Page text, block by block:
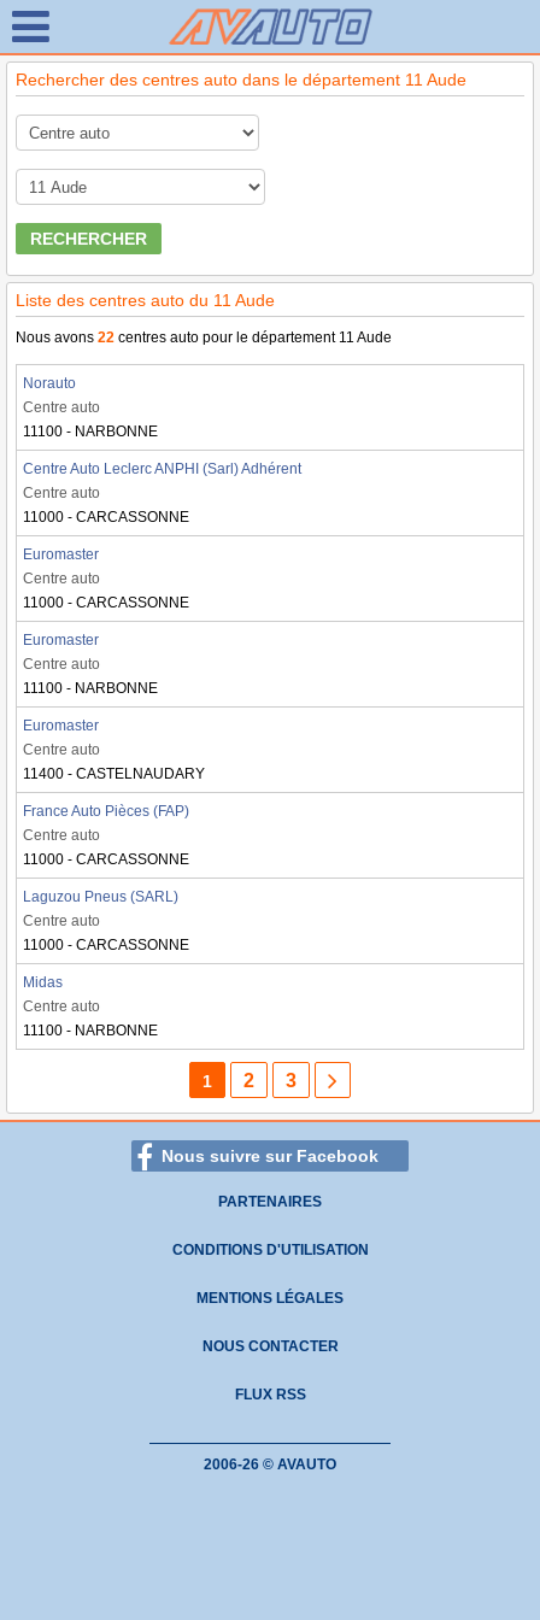
Rechercher des centres auto dans le département 11 Aude
RECHERCHER
Liste des centres auto du 11 Aude
Nous avons 22 centres auto pour le département 11 Aude
Norauto
Centre auto
11100 - NARBONNE
Centre Auto Leclerc ANPHI (Sarl) Adhérent
Centre auto
11000 - CARCASSONNE
Euromaster
Centre auto
11000 - CARCASSONNE
Euromaster
Centre auto
11100 - NARBONNE
Euromaster
Centre auto
11400 - CASTELNAUDARY
France Auto Pièces (FAP)
Centre auto
11000 - CARCASSONNE
Laguzou Pneus (SARL)
Centre auto
11000 - CARCASSONNE
Midas
Centre auto
11100 - NARBONNE
1 2 3
Nous suivre sur Facebook
PARTENAIRES
CONDITIONS D'UTILISATION
MENTIONS LÉGALES
NOUS CONTACTER
FLUX RSS
2006-26 © AVAUTO